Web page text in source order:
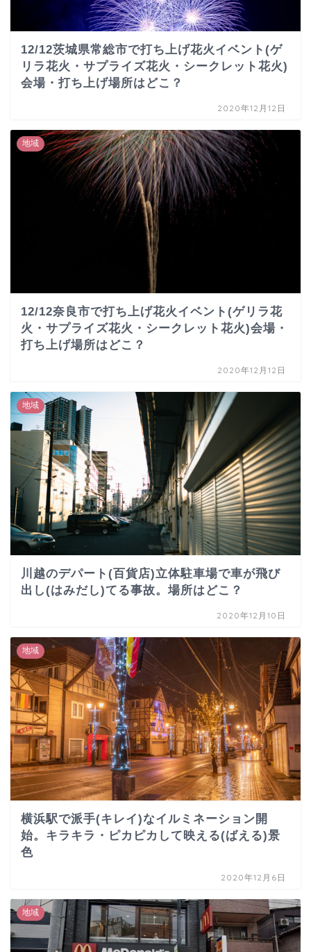
12/12茨城県常総市で打ち上げ花火イベント(ゲ
リラ花火・サプライズ花火・シークレット花火)
会場・打ち上げ場所はどこ？
2020年12月12日
地域
12/12奈良市で打ち上げ花火イベント(ゲリラ花
火・サプライズ花火・シークレット花火)会場・
打ち上げ場所はどこ？
2020年12月12日
地域
川越のデパート(百貨店)立体駐車場で車が飛び
出し(はみだし)てる事故。場所はどこ？
2020年12月10日
地域
横浜駅で派手(キレイ)なイルミネーション開
始。キラキラ・ピカピカして映える(ばえる)景
色
2020年12月6日
地域